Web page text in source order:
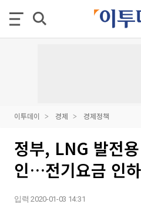
이투데이 경제 경제정책
정부, LNG 발전
인…전기요금 인
입력 2020-01-03 14:31